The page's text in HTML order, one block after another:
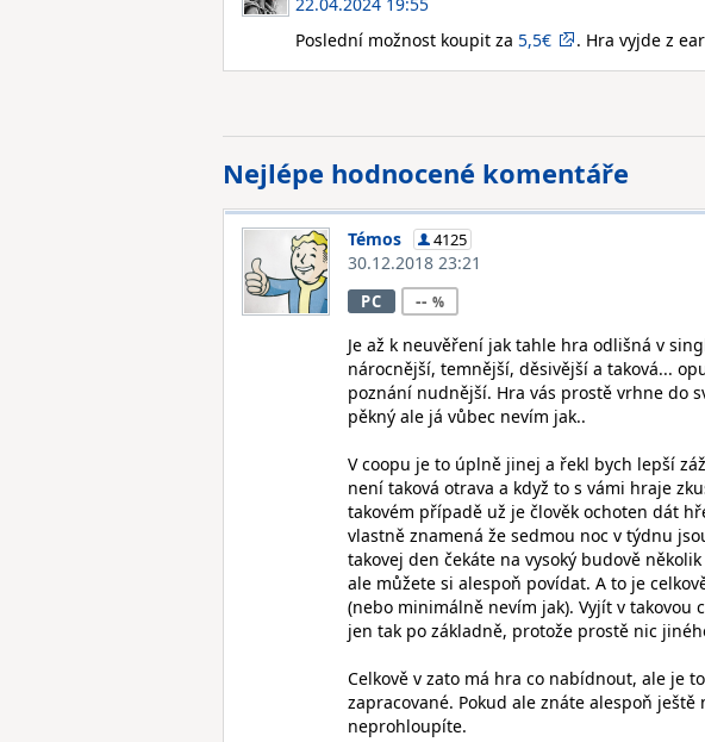
Poslední možnost koupit za 5,5€ . Hra vyjde z
Nejlépe hodnocené komentáře
Témos 4125
30.12.2018 23:21
PC
--
Je až k neuvěření jak tahle hra odlišná v
nárocnější, temnější, děsivější a taková...
poznání nudnější. Hra vás prostě vrhne do
pěkný ale já vůbec nevím jak..
V coopu je to úplně jinej a řekl bych lepší
není taková otrava a když to s vámi hraje
takovém případě už je člověk ochoten dát
vlastně znamená že sedmou noc v týdnu
takovej den čekáte na vysoký budově
ale můžete si alespoň povídat. A to je
(nebo minimálně nevím jak). Vyjít v takovou
jen tak po základně, protože prostě nic
Celkově v zato má hra co nabídnout, ale je
zapracované. Pokud ale znáte alespoň
neprohloupíte.